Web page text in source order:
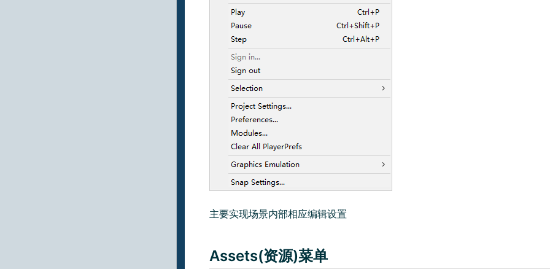
主要实现场景内部相应编辑设置
Assets(资源)菜单